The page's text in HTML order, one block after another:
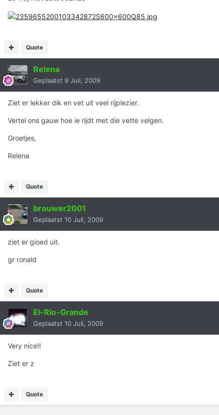
Quote
Relena
Geplaatst 9 Juli, 2009
Ziet er lekker dik en vet uit veel rijplezier.
Vertel ons gauw hoe ie rijdt met die vette velgen.
Groetjes,
Relena
Quote
brouwer2001
Geplaatst 10 Juli, 2009
ziet er gioed uit.
gr ronald
Quote
El-Rio-Grande
Geplaatst 10 Juli, 2009
Very nice!!
Ziet er z
Quote